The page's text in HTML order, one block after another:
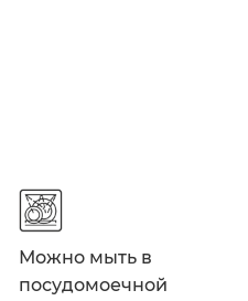
Можно мыть в
посудомоечной